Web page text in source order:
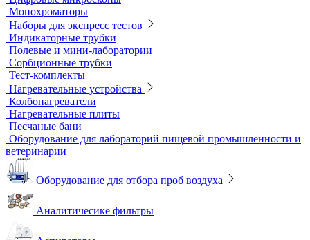
Микроскопы
Инвертируемые микроскопы
Комплектующие к микроскопам
Лабораторные микроскопы
Люминесцентные микроскопы
Металлографические микроскопы
Объективы для микроскопов
Окуляры для микроскопов
Поляризационные микроскопы
Стереоскопические микроскопы
Учебные микроскопы
Цифровые камеры для микроскопов
Цифровые микроскопы
Монохроматоры
Наборы для экспресс тестов
Индикаторные трубки
Полевые и мини-лаборатории
Тест-комплекты